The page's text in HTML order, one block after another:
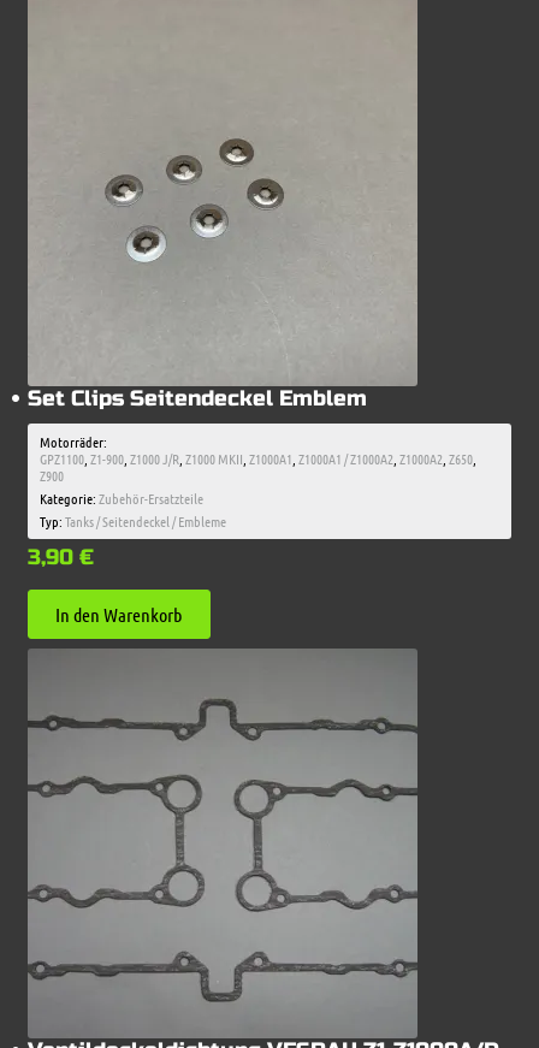
Set Clips Seitendeckel Emblem
Motorräder:
GPZ1100, Z1-900, Z1000 J/R, Z1000 MKII Z1000A1 Z1000A1 / Z1000A2 Z1000A2 Z650,
Z900
Kategorie:Zubehör-Ersatzteile
Typ:Tanks / Seitendeckel / Embleme
3,90 €
In den Warenkorb